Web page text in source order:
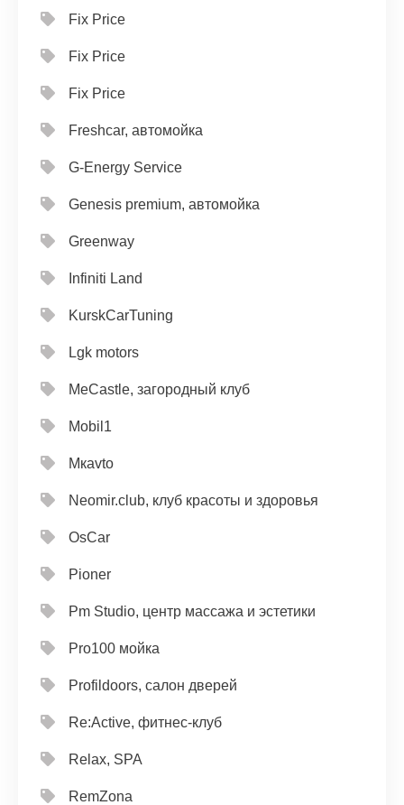
Fix Price
Fix Price
Fix Price
Freshcar, автомойка
G-Energy Service
Genesis premium, автомойка
Greenway
Infiniti Land
KurskCarTuning
Lgk motors
MeCastle, загородный клуб
Mobil1
Mкavto
Neomir.club, клуб красоты и здоровья
OsCar
Pioner
Pm Studio, центр массажа и эстетики
Pro100 мойка
Profildoors, салон дверей
Re:Active, фитнес-клуб
Relax, SPA
RemZona